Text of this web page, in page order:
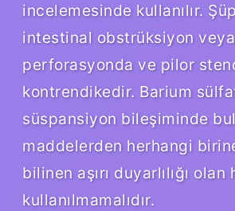
incelemesinde kullanılır.
intestinal obstrüksiyon veya
perforasyonda ve pilor
kontrendikedir. Barium
süspansiyon bileşiminde
maddelerden herhangi
bilinen aşırı duyarlılığı
kullanılmamalıdır.